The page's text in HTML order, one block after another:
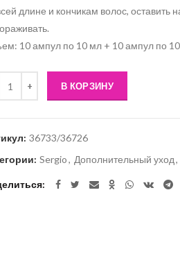
длине и кончикам волос,
10 ампул по 10 мл + 10 ампул по
В КОРЗИНУ
36733/36726
Sergio, Дополнительный уход,